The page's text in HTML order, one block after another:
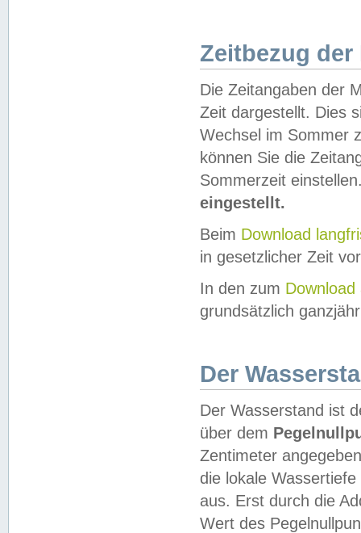
Zeitbezug der
Die Zeitangaben der
Zeit dargestellt. Dies
Wechsel im Sommer
können Sie die
Sommerzeit
eingestellt.
Beim Download
in gesetzlicher Zeit
In den zum Download
grundsätzlich
Der
Der Wasserstand ist
über dem
Zentimeter
die lokale
aus. Erst durch die
Wert des